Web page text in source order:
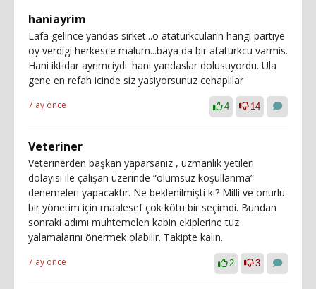
haniayrim
Lafa gelince yandas sirket...o ataturkcularin hangi partiye
oy verdigi herkesce malum...baya da bir ataturkcu varmis.
Hani iktidar ayrimciydi. hani yandaslar dolusuyordu. Ula
gene en refah icinde siz yasiyorsunuz cehaplilar
7 ay önce 4 14
Veteriner
Veterinerden başkan yaparsanız , uzmanlık yetileri
dolayısı ile çalışan üzerinde “olumsuz koşullanma”
denemeleri yapacaktır. Ne beklenilmişti ki? Milli ve onurlu
bir yönetim için maalesef çok kötü bir seçimdi. Bundan
sonraki adımı muhtemelen kabin ekiplerine tuz
yalamalarını önermek olabilir. Takipte kalın..
7 ay önce 2 3